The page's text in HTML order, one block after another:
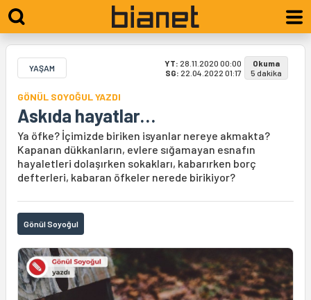
YAŞAM YT: 28.11.2020 00:00
SG: 22.04.2022 01:17
Okuma
5 dakika
GÖNÜL SOYOĞUL YAZDI
Askıda hayatlar…
Ya öfke? İçimizde biriken isyanlar nereye akmakta?
Kapanan dükkanların, evlere sığamayan esnafın
hayaletleri dolaşırken sokakları, kabarırken borç
defterleri, kabaran öfkeler nerede birikiyor?
Gönül Soyoğul